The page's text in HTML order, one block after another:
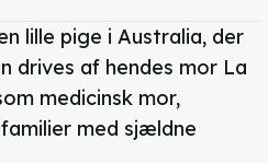
lille pige i Australia, der
drives af hendes mor La
medicinsk mor,
med sjældne